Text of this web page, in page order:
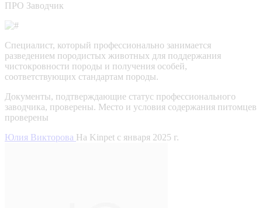
ПРО Заводчик
Специалист, который профессионально занимается
разведением породистых животных для поддержания
чистокровности породы и получения особей,
соответствующих стандартам породы.
Документы, подтверждающие статус профессионального
заводчика, проверены. Место и условия содержания питомцев
проверены
Юлия Викторова На Kinpet c января 2025 г.